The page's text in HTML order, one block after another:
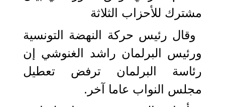
مشترك للأحزاب الثلاثة
وقال رئيس حركة النهضة التونسية
ورئيس البرلمان راشد الغنوشي إن
رئاسة البرلمان ترفض تعطيل
مجلس النواب عاما آخر.